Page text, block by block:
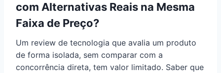
com Alternativas Reais na Mesma
Faixa de Preço?
Um review de tecnologia que avalia um produto
de forma isolada, sem comparar com a
concorrência direta, tem valor limitado. Saber que